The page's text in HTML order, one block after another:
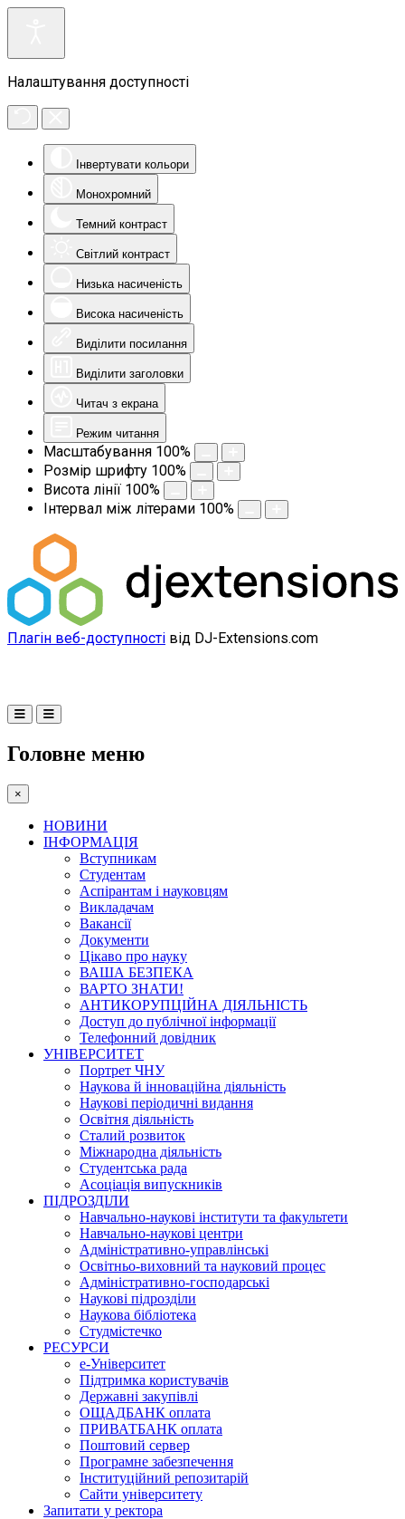
Налаштування доступності
Інвертувати кольори
Монохромний
Темний контраст
Світлий контраст
Низька насиченість
Висока насиченість
Виділити посилання
Виділити заголовки
Читач з екрана
Режим читання
Масштабування 100%
Розмір шрифту 100%
Висота лінії 100%
Інтервал між літерами 100%
Плагін веб-доступності від DJ-Extensions.com
Головне меню
×
НОВИНИ
ІНФОРМАЦІЯ
Вступникам
Студентам
Аспірантам і науковцям
Викладачам
Вакансії
Документи
Цікаво про науку
ВАША БЕЗПЕКА
ВАРТО ЗНАТИ!
АНТИКОРУПЦІЙНА ДІЯЛЬНІСТЬ
Доступ до публічної інформації
Телефонний довідник
УНІВЕРСИТЕТ
Портрет ЧНУ
Наукова й інноваційна діяльність
Наукові періодичні видання
Освітня діяльність
Сталий розвиток
Міжнародна діяльність
Студентська рада
Асоціація випускників
ПІДРОЗДІЛИ
Навчально-наукові інститути та факультети
Навчально-наукові центри
Адміністративно-управлінські
Освітньо-виховний та науковий процес
Адміністративно-господарські
Наукові підрозділи
Наукова бібліотека
Студмістечко
РЕСУРСИ
е-Університет
Підтримка користувачів
Державні закупівлі
ОЩАДБАНК оплата
ПРИВАТБАНК оплата
Поштовий сервер
Програмне забезпечення
Інституційний репозитарій
Сайти університету
Запитати у ректора